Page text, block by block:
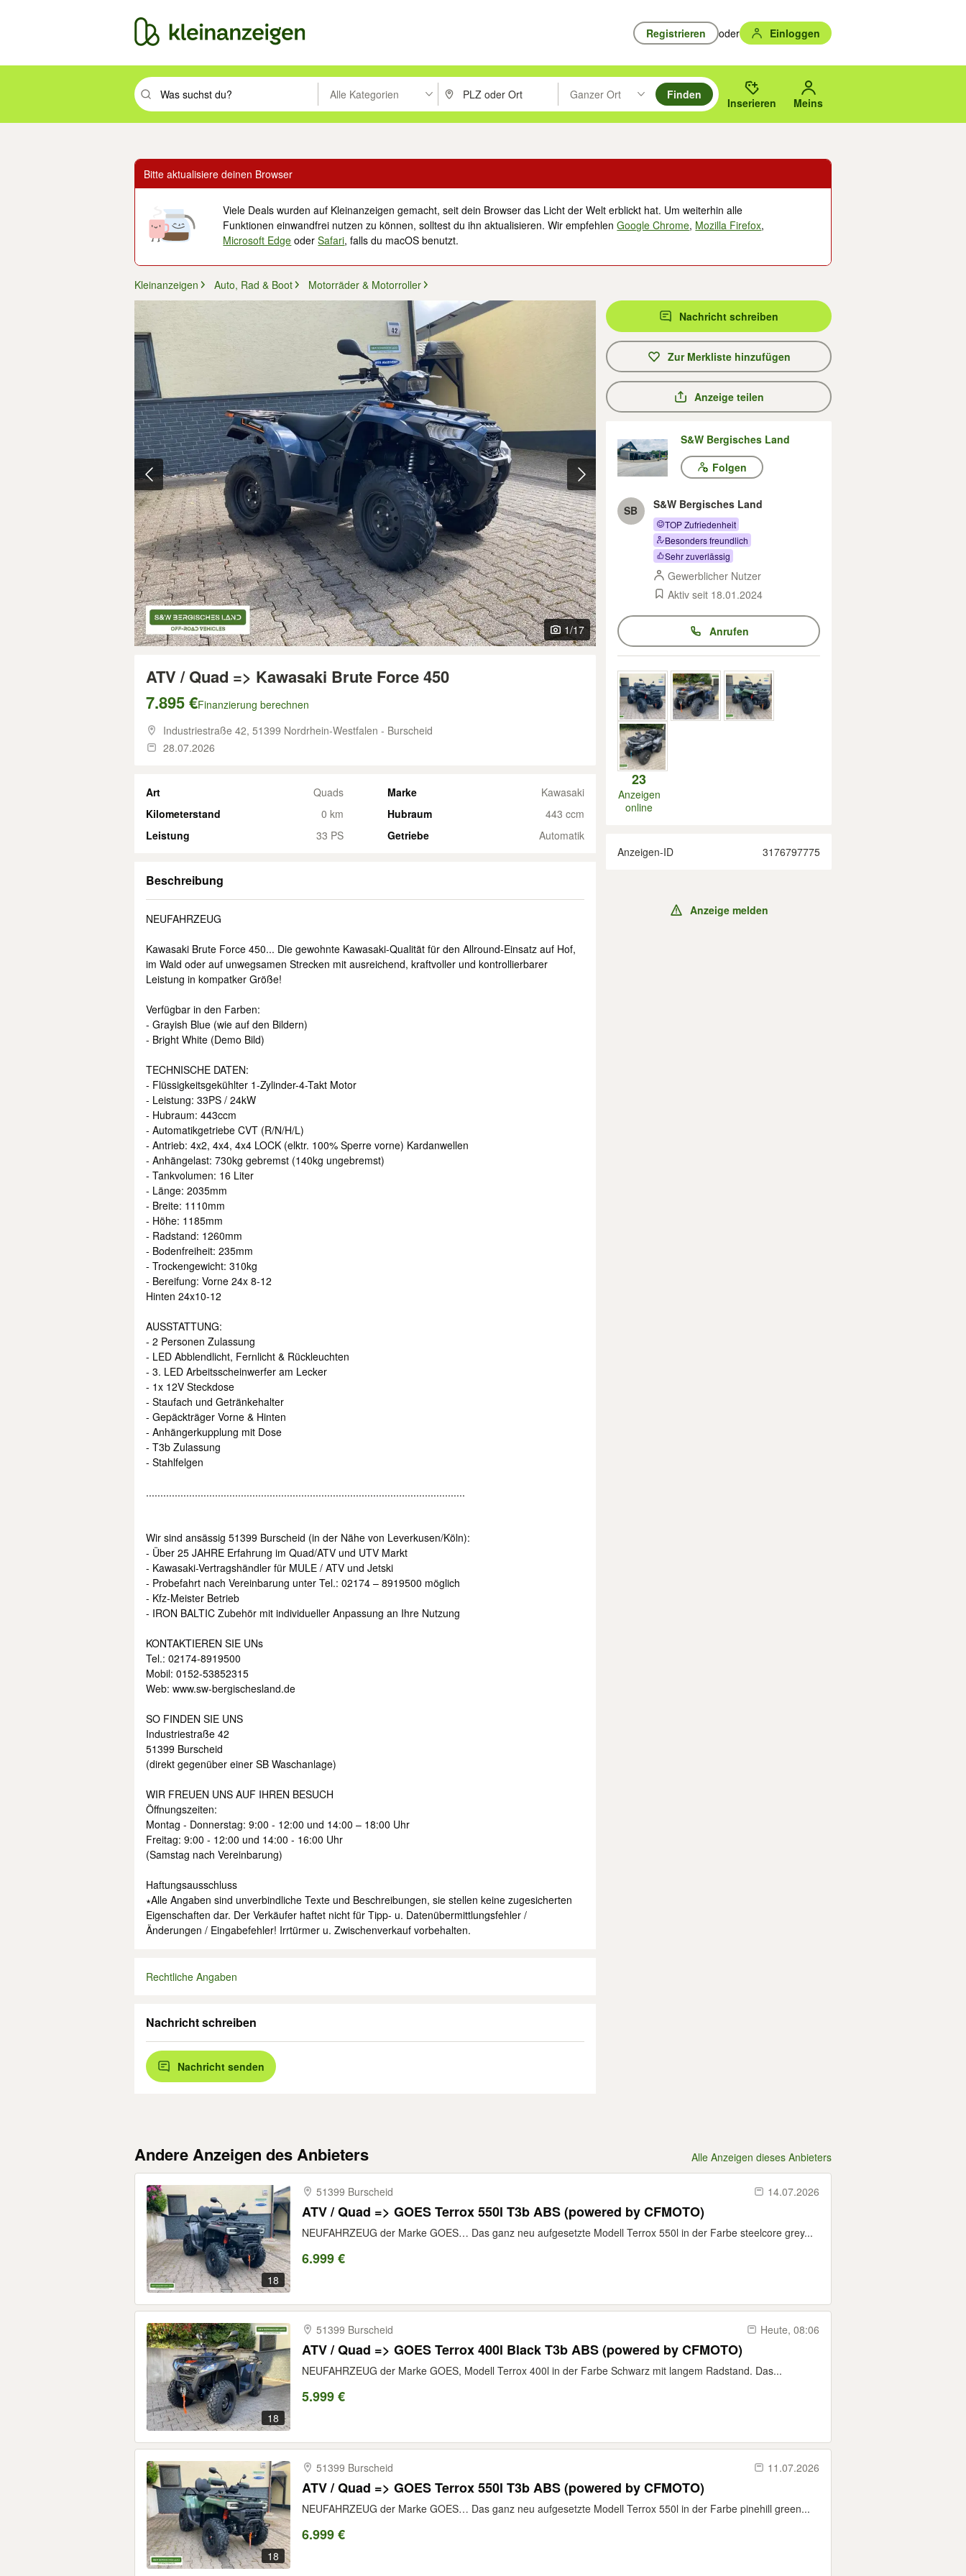
Registrieren oder Einloggen
Suchbegriff eingeben. Eingabetaste drücken um zu suchen, oder Vorschläge mit den Pfeiltasten nach oben/unten durchsuchen und mit Eingabetaste auswählen.
Alle Kategorien PLZ oder Ort eingeben. Eingabetaste drücken um zu suchen, oder Vorschläge mit den Pfeiltasten nach oben/
Ganzer Ort
Suche im Umkreis des gewählten Orts oder PLZ.
Finden
Inserieren Meins
Bitte aktualisiere deinen Browser
Viele Deals wurden auf Kleinanzeigen gemacht, seit dein Browser das Licht der Welt erblickt hat. Um weiterhin alle
Funktionen einwandfrei nutzen zu können, solltest du ihn aktualisieren. Wir empfehlenGoogle Chrome, Mozilla Firefox,
Microsoft Edge oderSafari, falls du macOS benutzt.
Kleinanzeigen Auto, Rad & Boot Motorräder & Motorroller
1/17
ATV / Quad => Kawasaki Brute Force 450
7.895 €Finanzierung berechnen
Industriestraße 42, 51399 Nordrhein-Westfalen - Burscheid
28.07.2026
Art Quads Marke
Kawasaki
Kilometerstand
0 km Hubraum
443 ccm
Leistung
33 PS Getriebe Automatik
Beschreibung
NEUFAHRZEUG
Kawasaki Brute Force 450... Die gewohnte Kawasaki-Qualität für den Allround-Einsatz auf Hof,
im Wald oder auf unwegsamen Strecken mit ausreichend, kraftvoller und kontrollierbarer
Leistung in kompatker Größe!
Verfügbar in den Farben:
- Grayish Blue (wie auf den Bildern)
- Bright White (Demo Bild)
TECHNISCHE DATEN:
- Flüssigkeitsgekühlter 1-Zylinder-4-Takt Motor
- Leistung: 33PS / 24kW
- Hubraum: 443ccm
- Automatikgetriebe CVT (R/N/H/L)
- Antrieb: 4x2, 4x4, 4x4 LOCK (elktr. 100% Sperre vorne) Kardanwellen
- Anhängelast: 730kg gebremst (140kg ungebremst)
- Tankvolumen: 16 Liter
- Länge: 2035mm
- Breite: 1110mm
- Höhe: 1185mm
- Radstand: 1260mm
- Bodenfreiheit: 235mm
- Trockengewicht: 310kg
- Bereifung: Vorne 24x 8-12
Hinten 24x10-12
AUSSTATTUNG:
- 2 Personen Zulassung
- LED Abblendlicht, Fernlicht & Rückleuchten
- 3. LED Arbeitsscheinwerfer am Lecker
- 1x 12V Steckdose
- Staufach und Getränkehalter
- Gepäckträger Vorne & Hinten
- Anhängerkupplung mit Dose
- T3b Zulassung
- Stahlfelgen
...............................................................................................................
Wir sind ansässig 51399 Burscheid (in der Nähe von Leverkusen/Köln):
- Über 25 JAHRE Erfahrung im Quad/ATV und UTV Markt
- Kawasaki-Vertragshändler für MULE / ATV und Jetski
- Probefahrt nach Vereinbarung unter Tel.: 02174 – 8919500 möglich
- Kfz-Meister Betrieb
- IRON BALTIC Zubehör mit individueller Anpassung an Ihre Nutzung
KONTAKTIEREN SIE UNs
Tel.: 02174-8919500
Mobil: 0152-53852315
Web: www.sw-bergischesland.de
SO FINDEN SIE UNS
Industriestraße 42
51399 Burscheid
(direkt gegenüber einer SB Waschanlage)
WIR FREUEN UNS AUF IHREN BESUCH
Öffnungszeiten:
Montag - Donnerstag: 9:00 - 12:00 und 14:00 – 18:00 Uhr
Freitag: 9:00 - 12:00 und 14:00 - 16:00 Uhr
(Samstag nach Vereinbarung)
Haftungsausschluss
∗Alle Angaben sind unverbindliche Texte und Beschreibungen, sie stellen keine zugesicherten
Eigenschaften dar. Der Verkäufer haftet nicht für Tipp- u. Datenübermittlungsfehler /
Änderungen / Eingabefehler! Irrtürmer u. Zwischenverkauf vorbehalten.
Rechtliche Angaben
Nachricht schreiben
Nachricht senden
Nachricht schreiben
Zur Merkliste hinzufügen
Anzeige teilen
S&W Bergisches Land
Folgen
SB S&W Bergisches Land
TOP Zufriedenheit
Besonders freundlich
Sehr zuverlässig
Gewerblicher Nutzer
Aktiv seit 18.01.2024
Anrufen
23
Anzeigen
online
Anzeigen-ID 3176797775
Anzeige melden
Andere Anzeigen des Anbieters Alle Anzeigen dieses Anbieters
18
51399 Burscheid 14.07.2026
ATV / Quad => GOES Terrox 550l T3b ABS (powered by CFMOTO)
NEUFAHRZEUG der Marke GOES… Das ganz neu aufgesetzte Modell Terrox 550l in der Farbe steelcore grey...
6.999 €
18
51399 Burscheid Heute, 08:06
ATV / Quad => GOES Terrox 400l Black T3b ABS (powered by CFMOTO)
NEUFAHRZEUG der Marke GOES, Modell Terrox 400l in der Farbe Schwarz mit langem Radstand. Das...
5.999 €
18
51399 Burscheid 11.07.2026
ATV / Quad => GOES Terrox 550l T3b ABS (powered by CFMOTO)
NEUFAHRZEUG der Marke GOES… Das ganz neu aufgesetzte Modell Terrox 550l in der Farbe pinehill green...
6.999 €